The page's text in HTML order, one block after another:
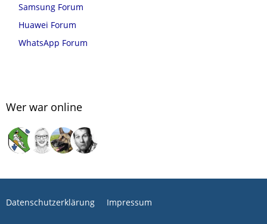
Samsung Forum
Huawei Forum
WhatsApp Forum
Wer war online
Datenschutzerklärung Impressum